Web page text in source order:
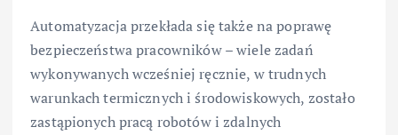
Automatyzacja przekłada się także na poprawę
bezpieczeństwa pracowników – wiele zadań
wykonywanych wcześniej ręcznie, w trudnych
warunkach termicznych i środowiskowych, zostało
zastąpionych pracą robotów i zdalnych